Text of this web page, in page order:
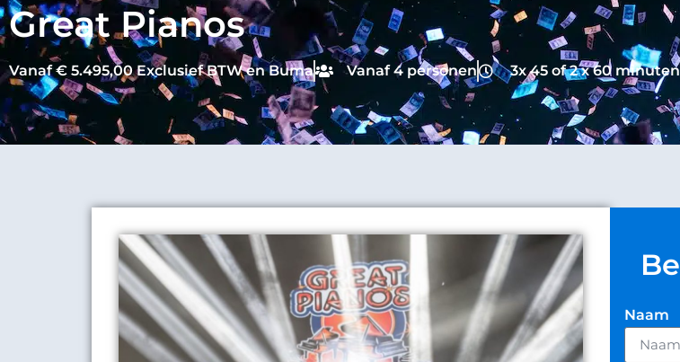
Great Pianos
Vanaf € 5.495,00 Exclusief BTW en Buma Vanaf 4 personen 3x 45 of 2 x 60 minuten
Naam